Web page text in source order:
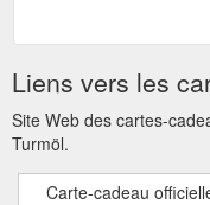
Stationen
Liens vers les
Site Web des cartes-
Turmöl.
Carte-cadeau